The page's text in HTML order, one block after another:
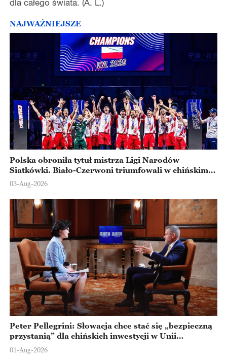
dla całego świata. (A. L.)
NAJWAŻNIEJSZE
Polska obroniła tytuł mistrza Ligi Narodów
Siatkówki. Biało-Czerwoni triumfowali w chińskim
Ningbo
03-Aug-2026
Peter Pellegrini: Słowacja chce stać się „bezpieczną
przystanią” dla chińskich inwestycji w Unii
Europejskiej
01-Aug-2026